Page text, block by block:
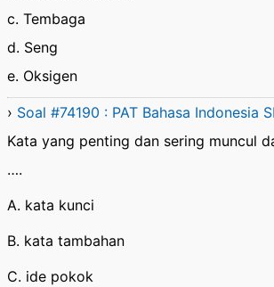
c. Tembaga
d. Seng
e. Oksigen
› Soal #74190 : PAT Bahasa Indonesia
Kata yang penting dan sering muncul
….
A. kata kunci
B. kata tambahan
C. ide pokok